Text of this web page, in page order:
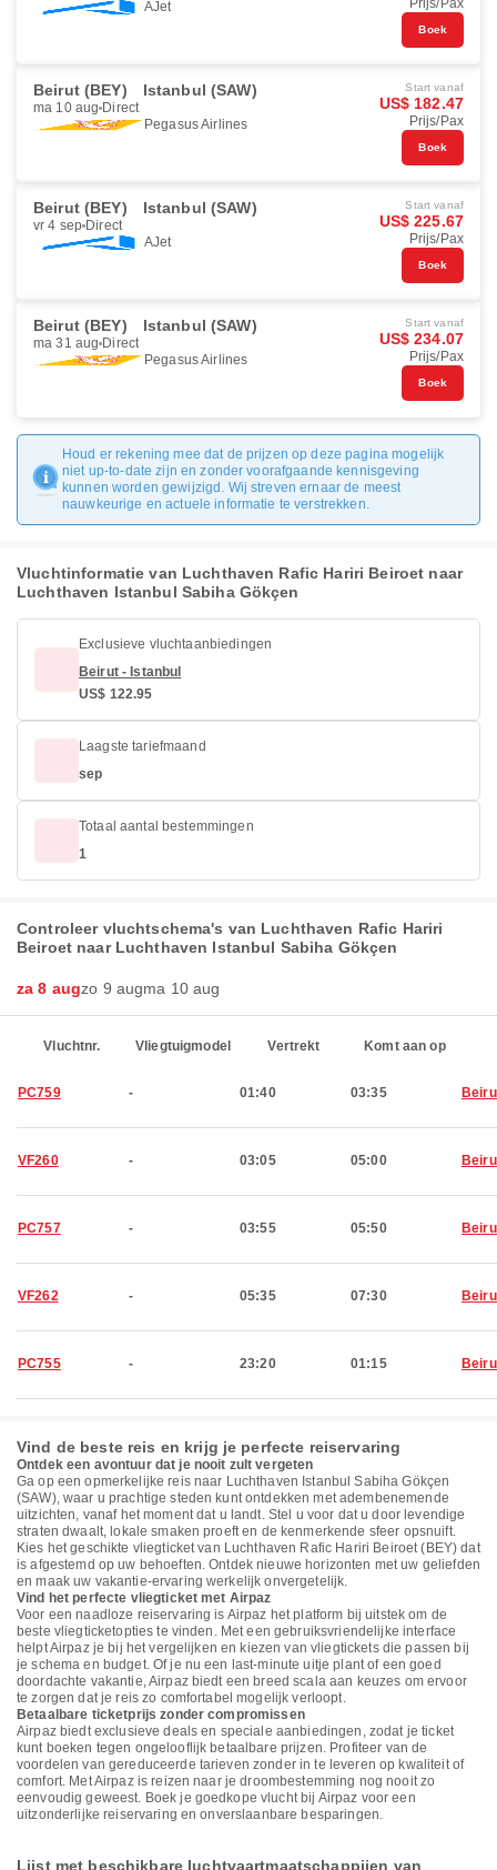
AJet
Prijs/Pax
Boek
Beirut (BEY) Istanbul (SAW)
ma 10 aug Direct
Pegasus Airlines
Start vanaf
US$ 182.47
Prijs/Pax
Boek
Beirut (BEY) Istanbul (SAW)
vr 4 sep Direct
AJet
Start vanaf
US$ 225.67
Prijs/Pax
Boek
Beirut (BEY) Istanbul (SAW)
ma 31 aug Direct
Pegasus Airlines
Start vanaf
US$ 234.07
Prijs/Pax
Boek
Houd er rekening mee dat de prijzen op deze pagina mogelijk
niet up-to-date zijn en zonder voorafgaande kennisgeving
kunnen worden gewijzigd. Wij streven ernaar de meest
nauwkeurige en actuele informatie te verstrekken.
Vluchtinformatie van Luchthaven Rafic Hariri Beiroet naar
Luchthaven Istanbul Sabiha Gökçen
Exclusieve vluchtaanbiedingen
Beirut - Istanbul
US$ 122.95
Laagste tariefmaand
sep
Totaal aantal bestemmingen
1
Controleer vluchtschema's van Luchthaven Rafic Hariri
Beiroet naar Luchthaven Istanbul Sabiha Gökçen
za 8 augzo 9 augma 10 aug
Vluchtnr. Vliegtuigmodel Vertrekt Komt aan op
PC759 - 01:40 03:35
VF260 - 03:05 05:00
PC757 - 03:55 05:50
VF262 - 05:35 07:30
PC755 - 23:20 01:15
Vind de beste reis en krijg je perfecte reiservaring
Ontdek een avontuur dat je nooit zult vergeten
Ga op een opmerkelijke reis naar Luchthaven Istanbul Sabiha Gökçen
(SAW), waar u prachtige steden kunt ontdekken met adembenemende
uitzichten, vanaf het moment dat u landt. Stel u voor dat u door levendige
straten dwaalt, lokale smaken proeft en de kenmerkende sfeer opsnuift.
Kies het geschikte vliegticket van Luchthaven Rafic Hariri Beiroet (BEY) dat
is afgestemd op uw behoeften. Ontdek nieuwe horizonten met uw geliefden
en maak uw vakantie-ervaring werkelijk onvergetelijk.
Vind het perfecte vliegticket met Airpaz
Voor een naadloze reiservaring is Airpaz het platform bij uitstek om de
beste vliegticketopties te vinden. Met een gebruiksvriendelijke interface
helpt Airpaz je bij het vergelijken en kiezen van vliegtickets die passen bij
je schema en budget. Of je nu een last-minute uitje plant of een goed
doordachte vakantie, Airpaz biedt een breed scala aan keuzes om ervoor
te zorgen dat je reis zo comfortabel mogelijk verloopt.
Betaalbare ticketprijs zonder compromissen
Airpaz biedt exclusieve deals en speciale aanbiedingen, zodat je ticket
kunt boeken tegen ongelooflijk betaalbare prijzen. Profiteer van de
voordelen van gereduceerde tarieven zonder in te leveren op kwaliteit of
comfort. Met Airpaz is reizen naar je droombestemming nog nooit zo
eenvoudig geweest. Boek je goedkope vlucht bij Airpaz voor een
uitzonderlijke reiservaring en onverslaanbare besparingen.
Lijst met beschikbare luchtvaartmaatschappijen van